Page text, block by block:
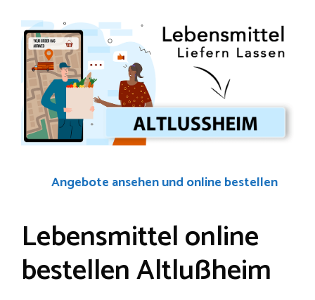
Angebote ansehen und online bestellen
Lebensmittel online
bestellen Altlußheim